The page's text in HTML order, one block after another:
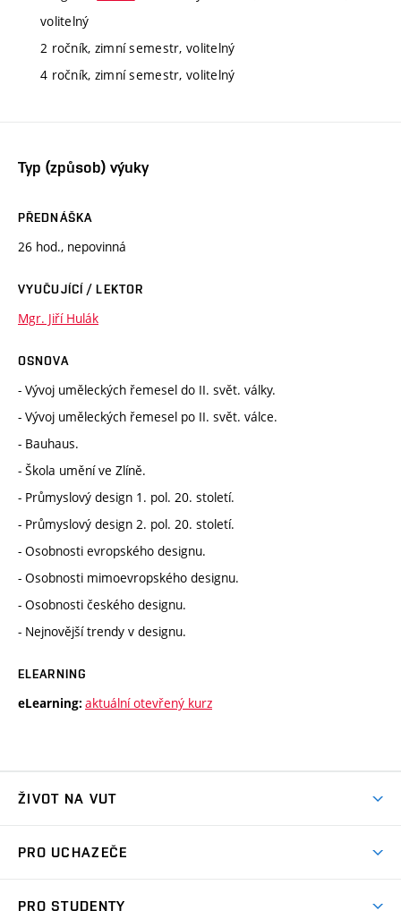
volitelný
2 ročník, zimní semestr, volitelný
4 ročník, zimní semestr, volitelný
Typ (způsob) výuky
PŘEDNÁŠKA
26 hod., nepovinná
VYUČUJÍCÍ / LEKTOR
Mgr. Jiří Hulák
OSNOVA
- Vývoj uměleckých řemesel do II. svět. války.
- Vývoj uměleckých řemesel po II. svět. válce.
- Bauhaus.
- Škola umění ve Zlíně.
- Průmyslový design 1. pol. 20. století.
- Průmyslový design 2. pol. 20. století.
- Osobnosti evropského designu.
- Osobnosti mimoevropského designu.
- Osobnosti českého designu.
- Nejnovější trendy v designu.
ELEARNING
eLearning: aktuální otevřený kurz
ŽIVOT NA VUT
Koleje
PRO UCHAZEČE
PRO STUDENTY